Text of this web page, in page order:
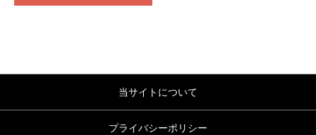
当サイトについて
プライバシーポリシー